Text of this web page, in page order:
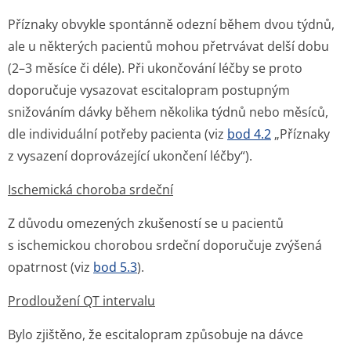
Příznaky obvykle spontánně odezní během dvou týdnů,
ale u některých pacientů mohou přetrvávat delší dobu
(2–3 měsíce či déle). Při ukončování léčby se proto
doporučuje vysazovat escitalopram postupným
snižováním dávky během několika týdnů nebo měsíců,
dle individuální potřeby pacienta (viz bod 4.2 „Příznaky
z vysazení doprovázející ukončení léčby“).
Ischemická choroba srdeční
Z důvodu omezených zkušeností se u pacientů
s ischemickou chorobou srdeční doporučuje zvýšená
opatrnost (viz bod 5.3).
Prodloužení QT intervalu
Bylo zjištěno, že escitalopram způsobuje na dávce